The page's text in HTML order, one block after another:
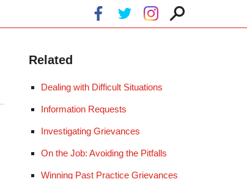
Related
Dealing with Difficult Situations
Information Requests
Investigating Grievances
On the Job: Avoiding the Pitfalls
Winning Past Practice Grievances